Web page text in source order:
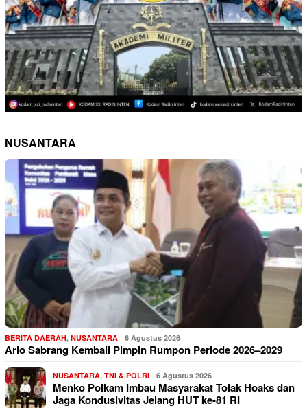
NUSANTARA
BERITA DAERAH, NUSANTARA 6 Agustus 2026
Ario Sabrang Kembali Pimpin Rumpon Periode 2026–2029
NUSANTARA, TNI & POLRI 6 Agustus 2026
Menko Polkam Imbau Masyarakat Tolak Hoaks dan
Jaga Kondusivitas Jelang HUT ke-81 RI